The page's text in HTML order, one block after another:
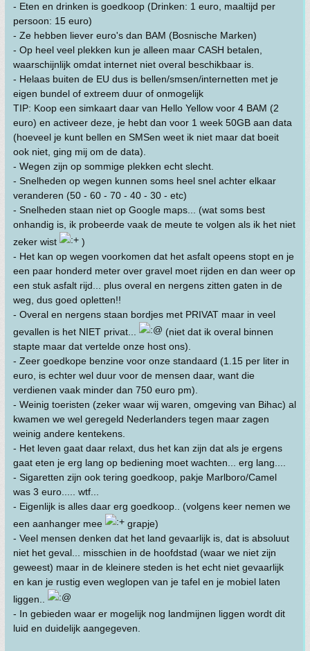
- Eten en drinken is goedkoop (Drinken: 1 euro, maaltijd per
persoon: 15 euro)
- Ze hebben liever euro's dan BAM (Bosnische Marken)
- Op heel veel plekken kun je alleen maar CASH betalen,
waarschijnlijk omdat internet niet overal beschikbaar is.
- Helaas buiten de EU dus is bellen/smsen/internetten met je
eigen bundel of extreem duur of onmogelijk
TIP: Koop een simkaart daar van Hello Yellow voor 4 BAM (2
euro) en activeer deze, je hebt dan voor 1 week 50GB aan data
(hoeveel je kunt bellen en SMSen weet ik niet maar dat boeit
ook niet, ging mij om de data).
- Wegen zijn op sommige plekken echt slecht.
- Snelheden op wegen kunnen soms heel snel achter elkaar
veranderen (50 - 60 - 70 - 40 - 30 - etc)
- Snelheden staan niet op Google maps... (wat soms best
onhandig is, ik probeerde vaak de meute te volgen als ik het niet
zeker wist
)
- Het kan op wegen voorkomen dat het asfalt opeens stopt en je
een paar honderd meter over gravel moet rijden en dan weer op
een stuk asfalt rijd... plus overal en nergens zitten gaten in de
weg, dus goed opletten!!
- Overal en nergens staan bordjes met PRIVAT maar in veel
gevallen is het NIET privat...
(niet dat ik overal binnen
stapte maar dat vertelde onze host ons).
- Zeer goedkope benzine voor onze standaard (1.15 per liter in
euro, is echter wel duur voor de mensen daar, want die
verdienen vaak minder dan 750 euro pm).
- Weinig toeristen (zeker waar wij waren, omgeving van Bihac) al
kwamen we wel geregeld Nederlanders tegen maar zagen
weinig andere kentekens.
- Het leven gaat daar relaxt, dus het kan zijn dat als je ergens
gaat eten je erg lang op bediening moet wachten... erg lang....
- Sigaretten zijn ook tering goedkoop, pakje Marlboro/Camel
was 3 euro..... wtf...
- Eigenlijk is alles daar erg goedkoop.. (volgens keer nemen we
een aanhanger mee
grapje)
- Veel mensen denken dat het land gevaarlijk is, dat is absoluut
niet het geval... misschien in de hoofdstad (waar we niet zijn
geweest) maar in de kleinere steden is het echt niet gevaarlijk
en kan je rustig even weglopen van je tafel en je mobiel laten
liggen..
- In gebieden waar er mogelijk nog landmijnen liggen wordt dit
luid en duidelijk aangegeven.